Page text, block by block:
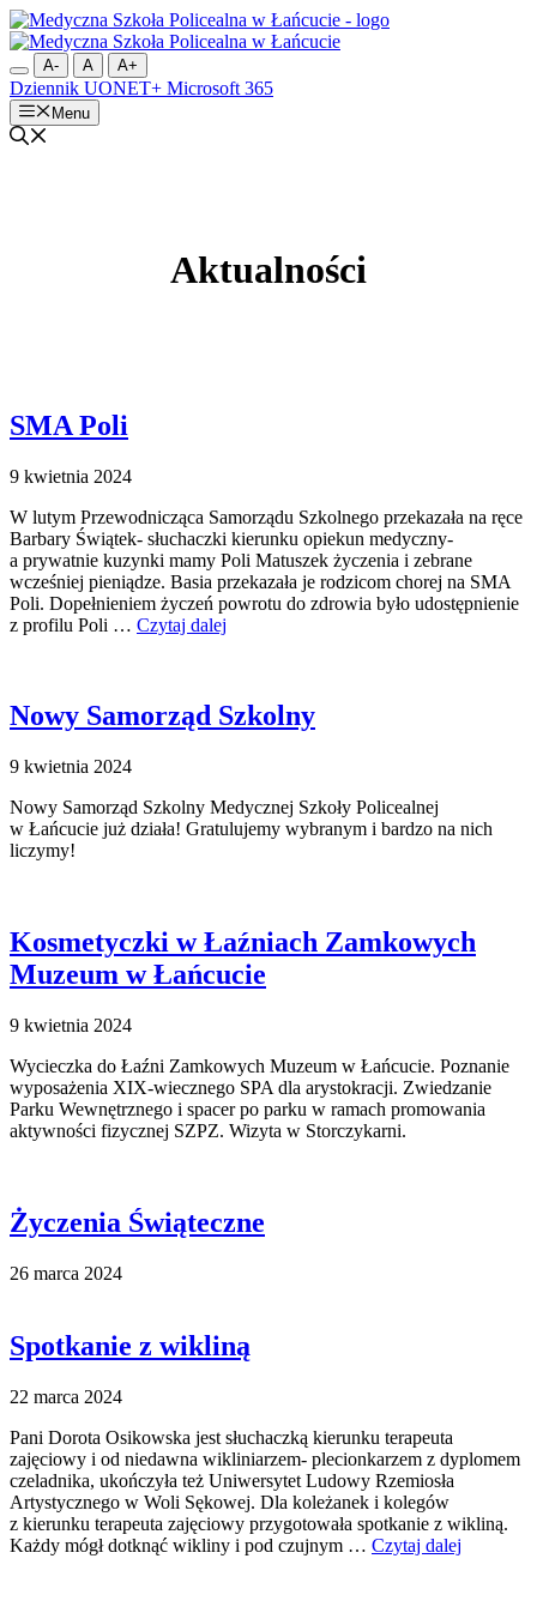
Przejdź
do
treściA- A A+
Dziennik UONET+ Microsoft 365
Menu
Aktualności
SMA Poli
9 kwietnia 2024
W lutym Przewodnicząca Samorządu Szkolnego przekazała na ręce
Barbary Świątek- słuchaczki kierunku opiekun medyczny-
a prywatnie kuzynki mamy Poli Matuszek życzenia i zebrane
wcześniej pieniądze. Basia przekazała je rodzicom chorej na SMA
Poli. Dopełnieniem życzeń powrotu do zdrowia było udostępnienie
z profilu Poli … Czytaj dalej
Nowy Samorząd Szkolny
9 kwietnia 2024
Nowy Samorząd Szkolny Medycznej Szkoły Policealnej
w Łańcucie już działa! Gratulujemy wybranym i bardzo na nich
liczymy!
Kosmetyczki w Łaźniach Zamkowych
Muzeum w Łańcucie
9 kwietnia 2024
Wycieczka do Łaźni Zamkowych Muzeum w Łańcucie. Poznanie
wyposażenia XIX-wiecznego SPA dla arystokracji. Zwiedzanie
Parku Wewnętrznego i spacer po parku w ramach promowania
aktywności fizycznej SZPZ. Wizyta w Storczykarni.
Życzenia Świąteczne
26 marca 2024
Spotkanie z wikliną
22 marca 2024
Pani Dorota Osikowska jest słuchaczką kierunku terapeuta
zajęciowy i od niedawna wikliniarzem- plecionkarzem z dyplomem
czeladnika, ukończyła też Uniwersytet Ludowy Rzemiosła
Artystycznego w Woli Sękowej. Dla koleżanek i kolegów
z kierunku terapeuta zajęciowy przygotowała spotkanie z wikliną.
Każdy mógł dotknąć wikliny i pod czujnym … Czytaj dalej